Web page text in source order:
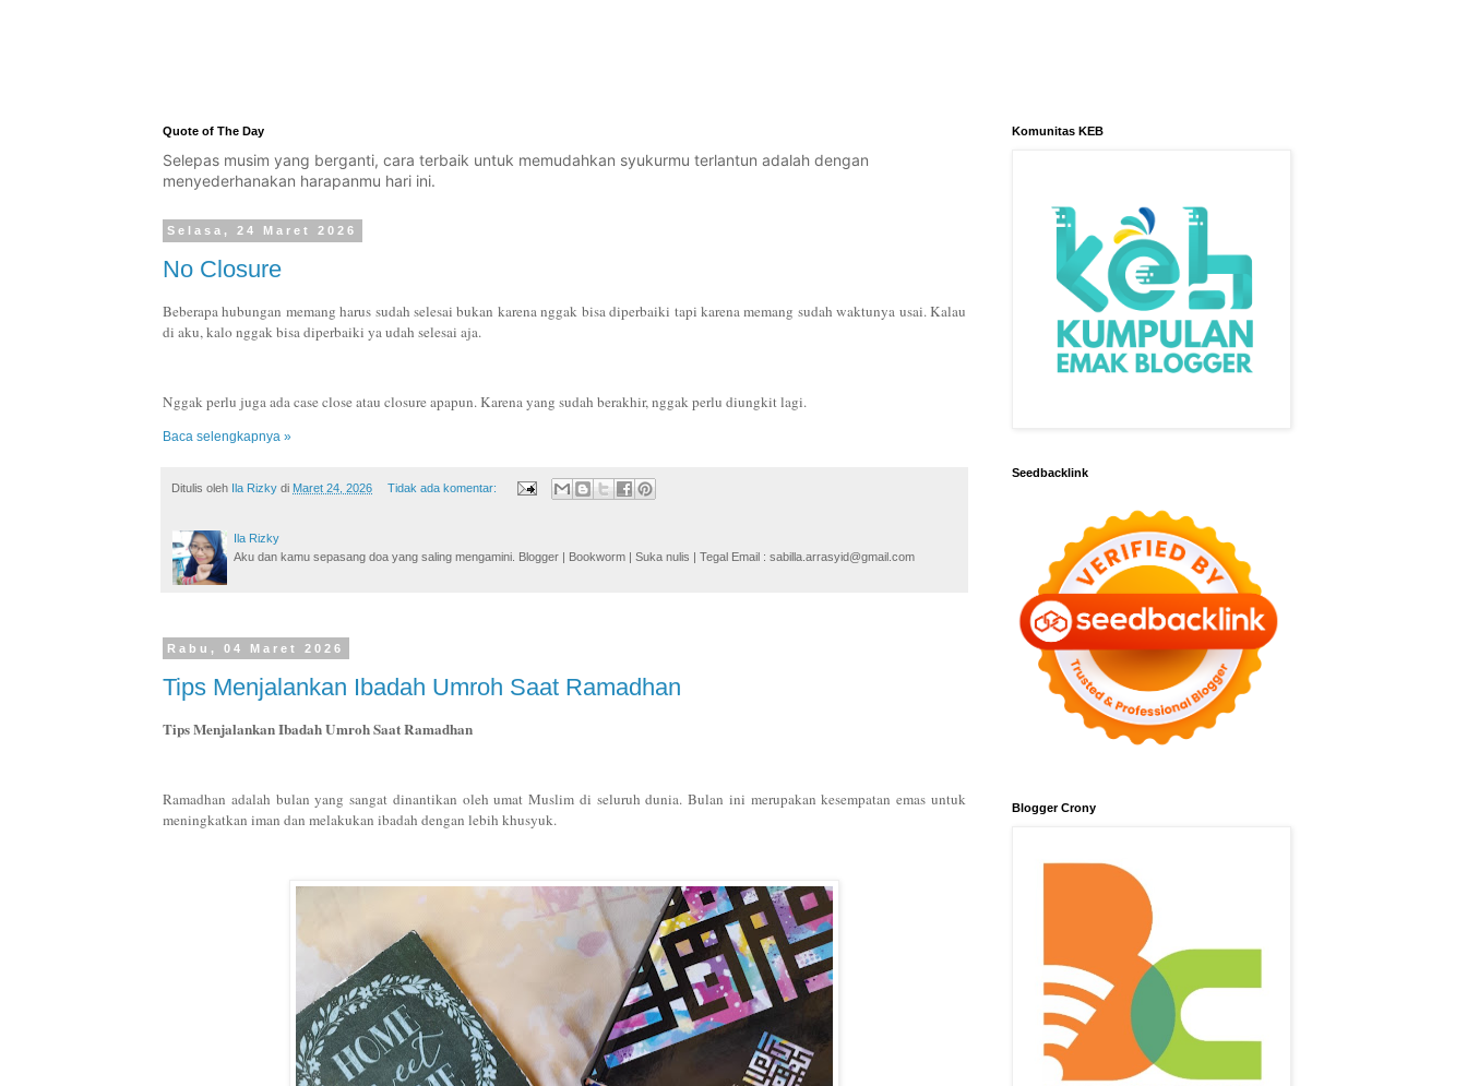
Quote of The Day
Selepas musim yang berganti, cara terbaik untuk memudahkan syukurmu terlantun adalah dengan
menyederhanakan harapanmu hari ini.
Selasa, 24 Maret 2026
No Closure
Beberapa hubungan memang harus sudah selesai bukan karena nggak bisa diperbaiki tapi karena memang sudah waktunya usai. Kalau
di aku, kalo nggak bisa diperbaiki ya udah selesai aja.
Nggak perlu juga ada case close atau closure apapun. Karena yang sudah berakhir, nggak perlu diungkit lagi.
Baca selengkapnya »
Ditulis oleh Ila Rizky di Maret 24, 2026 Tidak ada komentar:
Ila Rizky
Aku dan kamu sepasang doa yang saling mengamini. Blogger | Bookworm | Suka nulis | Tegal Email : sabilla.arrasyid@gmail.com
Rabu, 04 Maret 2026
Tips Menjalankan Ibadah Umroh Saat Ramadhan
Tips Menjalankan Ibadah Umroh Saat Ramadhan
Ramadhan adalah bulan yang sangat dinantikan oleh umat Muslim di seluruh dunia. Bulan ini merupakan kesempatan emas untuk
meningkatkan iman dan melakukan ibadah dengan lebih khusyuk.
Komunitas KEB
Seedbacklink
Blogger Crony